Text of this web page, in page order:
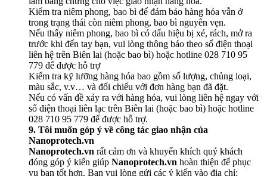
Kiểm tra niêm phong, bao bì để đảm bảo hàng hóa vẫn ở
trong trạng thái còn niêm phong, bao bì nguyên vẹn.
Nếu thấy niêm phong, bao bì có dấu hiệu bị xé, rách, mở ra
trước khi đến tay bạn, vui lòng thông báo theo số điện thoại
liên hệ trên Biên lai (hoặc bao bì) hoặc hotline 028 710 95
779 để được hỗ trợ
Kiểm tra kỹ lưỡng hàng hóa bao gồm số lượng, chủng loại,
màu sắc, v.v… và đối chiếu với đơn hàng bạn đã đặt.
Nếu có vấn đề xảy ra với hàng hóa, vui lòng liên hệ ngay với
số điện thoại liên lạc trên Biên lai (hoặc bao bì) hoặc hotline
028 710 95 779 để được hỗ trợ.
9. Tôi muốn góp ý về công tác giao nhận của
Nanoprotech.vn
Nanoprotech.vn rất cảm ơn và khuyến khích quý khách
đóng góp ý kiến giúp Nanoprotech.vn hoàn thiện để phục
vụ bạn tốt hơn. Bạn vui lòng gửi các ý kiến vào địa chỉ: